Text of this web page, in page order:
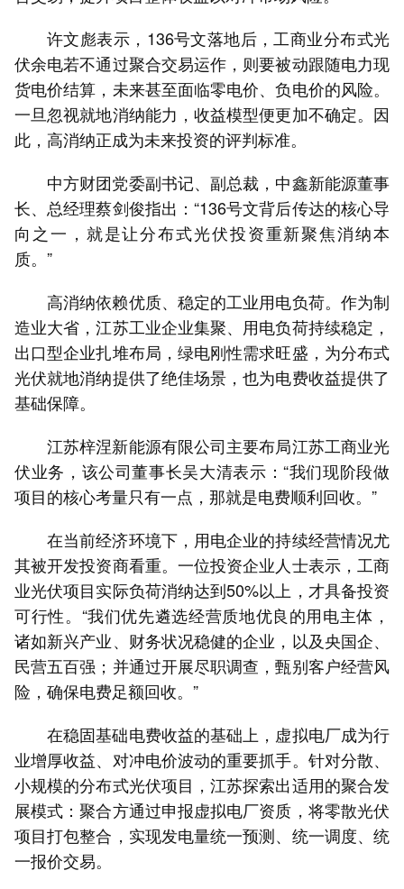
许文彪表示，136号文落地后，工商业分布式光
伏余电若不通过聚合交易运作，则要被动跟随电力现
货电价结算，未来甚至面临零电价、负电价的风险。
一旦忽视就地消纳能力，收益模型便更加不确定。因
此，高消纳正成为未来投资的评判标准。
中方财团党委副书记、副总裁，中鑫新能源董事
长、总经理蔡剑俊指出：“136号文背后传达的核心导
向之一，就是让分布式光伏投资重新聚焦消纳本
质。”
高消纳依赖优质、稳定的工业用电负荷。作为制
造业大省，江苏工业企业集聚、用电负荷持续稳定，
出口型企业扎堆布局，绿电刚性需求旺盛，为分布式
光伏就地消纳提供了绝佳场景，也为电费收益提供了
基础保障。
江苏梓涅新能源有限公司主要布局江苏工商业光
伏业务，该公司董事长吴大清表示：“我们现阶段做
项目的核心考量只有一点，那就是电费顺利回收。”
在当前经济环境下，用电企业的持续经营情况尤
其被开发投资商看重。一位投资企业人士表示，工商
业光伏项目实际负荷消纳达到50%以上，才具备投资
可行性。“我们优先遴选经营质地优良的用电主体，
诸如新兴产业、财务状况稳健的企业，以及央国企、
民营五百强；并通过开展尽职调查，甄别客户经营风
险，确保电费足额回收。”
在稳固基础电费收益的基础上，虚拟电厂成为行
业增厚收益、对冲电价波动的重要抓手。针对分散、
小规模的分布式光伏项目，江苏探索出适用的聚合发
展模式：聚合方通过申报虚拟电厂资质，将零散光伏
项目打包整合，实现发电量统一预测、统一调度、统
一报价交易。